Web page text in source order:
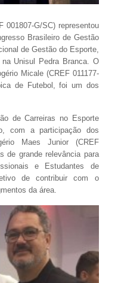
001807-G/SC) representou
Brasileiro de Gestão
de Gestão do Esporte,
Unisul Pedra Branca. O
Micale (CREF 011177-
de Futebol, foi um dos
de Carreiras no Esporte
com a participação dos
Maes Junior (CREF
de grande relevância para
e Estudantes de
de contribuir com o
da área.